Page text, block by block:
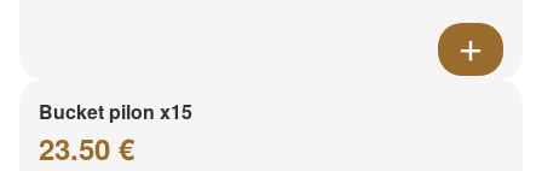
Bucket pilon x15
23.50 €